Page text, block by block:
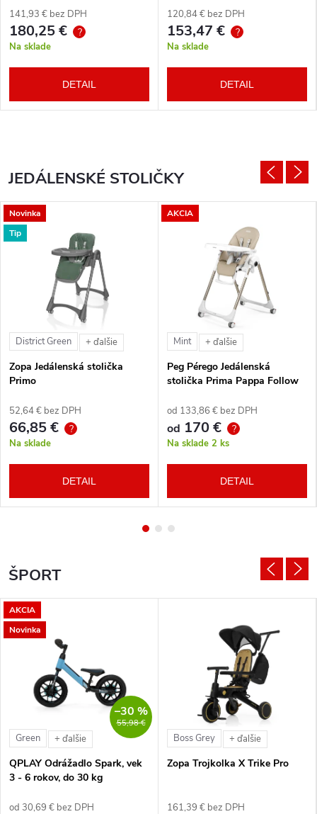
141,93 € bez DPH
180,25 € ?
Na sklade
DETAIL
120,84 € bez DPH
153,47 € ?
Na sklade
DETAIL
JEDÁLENSKÉ STOLIČKY
Novinka
Tip
District Green + ďalšie
Zopa Jedálenská stolička
Primo
52,64 € bez DPH
66,85 € ?
Na sklade
DETAIL
AKCIA
Mint + ďalšie
Peg Pérego Jedálenská
stolička Prima Pappa Follow
od 133,86 € bez DPH
od 170 € ?
Na sklade 2 ks
DETAIL
ŠPORT
AKCIA
Novinka
55,98 €
–30 %
Green + ďalšie
QPLAY Odrážadlo Spark, vek
3 - 6 rokov, do 30 kg
od 30,69 € bez DPH
Boss Grey + ďalšie
Zopa Trojkolka X Trike Pro
161,39 € bez DPH